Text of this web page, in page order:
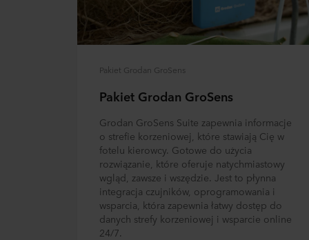
Pakiet Grodan GroSens
Pakiet Grodan GroSens
Grodan GroSens Suite zapewnia informacje
o strefie korzeniowej, które stawiają Cię w
fotelu kierowcy. Gotowe do użycia
rozwiązanie, które oferuje natychmiastowy
wgląd, zawsze i wszędzie. Jest to płynna
integracja czujników, oprogramowania i
wsparcia, która zapewnia łatwy dostęp do
danych strefy korzeniowej i wsparcie online
24/7.